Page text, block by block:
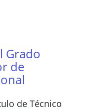
Grado
de
de Técnico